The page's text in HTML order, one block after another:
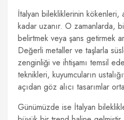
İtalyan bilekliklerinin kökenleri,
kadar uzanır. O zamanlarda,
belirtmek veya şans getirmek
Değerli metaller ve taşlarla
zenginliği ve ihtişamı temsil
teknikleri, kuyumcuların
açıdan göz alıcı tasarımlar
Günümüzde ise İtalyan